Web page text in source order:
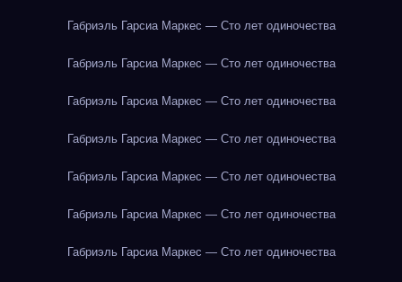
Габриэль Гарсиа Маркес — Сто лет одиночества
Габриэль Гарсиа Маркес — Сто лет одиночества
Габриэль Гарсиа Маркес — Сто лет одиночества
Габриэль Гарсиа Маркес — Сто лет одиночества
Габриэль Гарсиа Маркес — Сто лет одиночества
Габриэль Гарсиа Маркес — Сто лет одиночества
Габриэль Гарсиа Маркес — Сто лет одиночества